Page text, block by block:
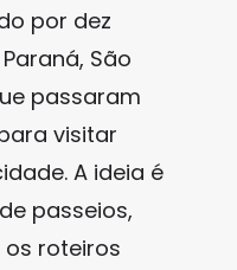
por dez
São
passaram
visitar
A ideia é
passeios,
roteiros